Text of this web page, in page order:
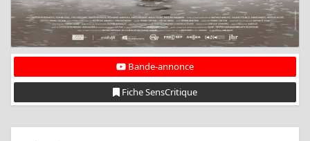
Bande-annonce
Fiche SensCritique